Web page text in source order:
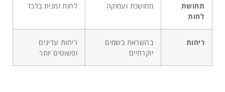
תחושת
לחות
ממושכת ועמוקה לחות זמנית בלבד
ריחות
בהשראת בשמים
יוקרתיים
ריחות עדינים
ופשוטים יותר